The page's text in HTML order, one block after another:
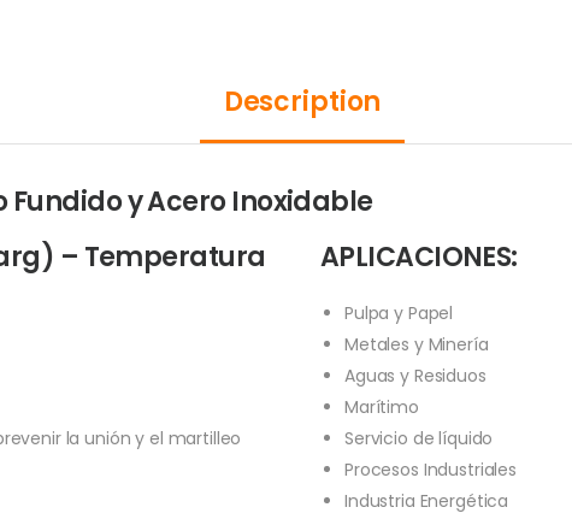
Description
y Acero Inoxidable
– Temperatura
la unión y el martilleo
APLICACIONES:
Pulpa y Papel
Metales y Minería
Aguas y Residuos
Marítimo
Servicio de líquido
Procesos Industriales
Industria Energética